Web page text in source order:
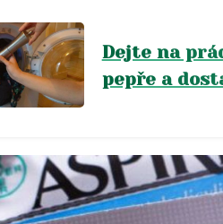
Dejte na
pepře a